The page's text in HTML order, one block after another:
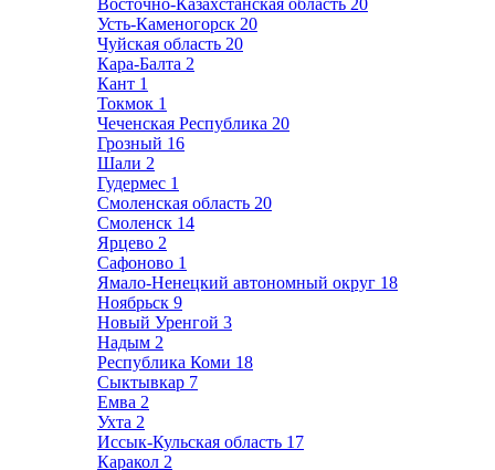
Восточно-Казахстанская область 20
Усть-Каменогорск 20
Чуйская область 20
Кара-Балта 2
Кант 1
Токмок 1
Чеченская Республика 20
Грозный 16
Шали 2
Гудермес 1
Смоленская область 20
Смоленск 14
Ярцево 2
Сафоново 1
Ямало-Ненецкий автономный округ 18
Ноябрьск 9
Новый Уренгой 3
Надым 2
Республика Коми 18
Сыктывкар 7
Емва 2
Ухта 2
Иссык-Кульская область 17
Каракол 2